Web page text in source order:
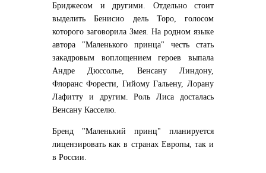
Бриджесом и другими. Отдельно стоит
выделить Бенисио дель Торо, голосом
которого заговорила Змея. На родном языке
автора "Маленького принца" честь стать
закадровым воплощением героев выпала
Андре Дюссолье, Венсану Линдону,
Флоранс Форести, Гийому Гальену, Лорану
Лафитту и другим. Роль Лиса досталась
Венсану Касселю.
Бренд "Маленький принц" планируется
лицензировать как в странах Европы, так и
в России.